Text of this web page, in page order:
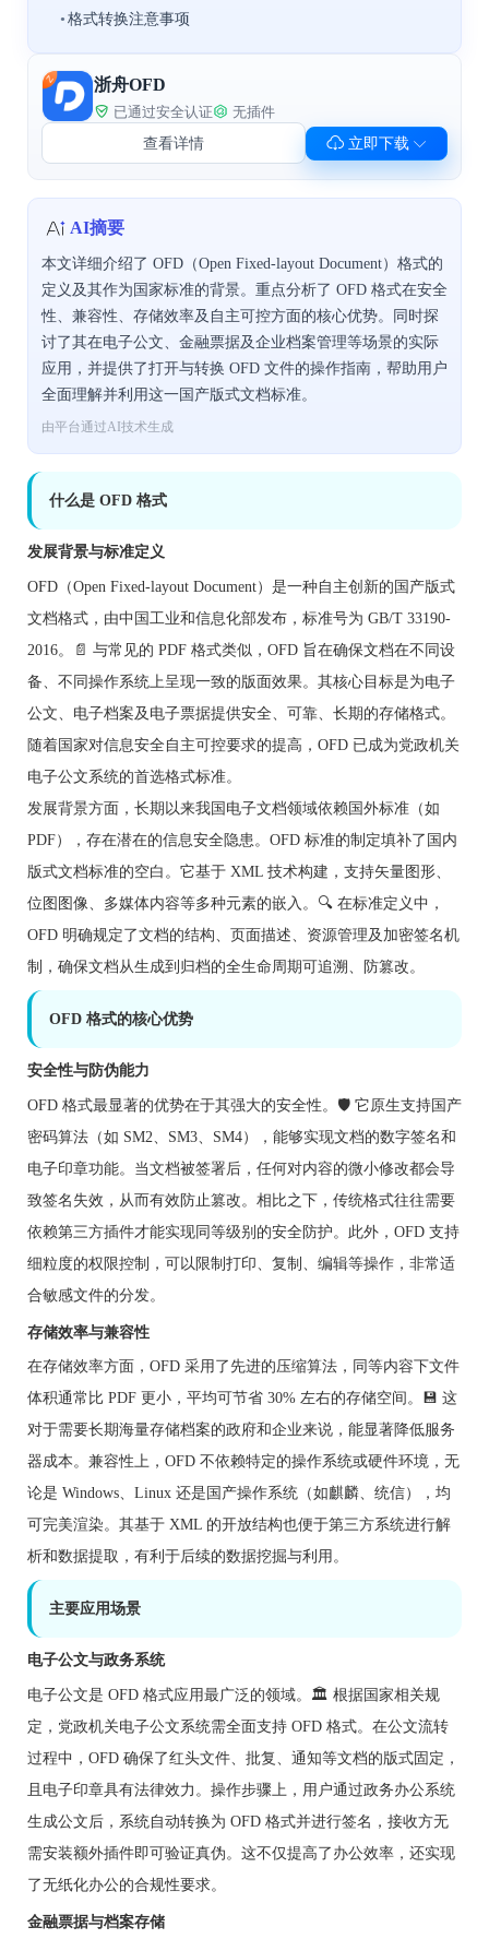
• 格式转换注意事项
浙舟OFD
已通过安全认证
无插件
查看详情
立即下载
AI摘要
本文详细介绍了 OFD（Open Fixed-layout Document）格式的
定义及其作为国家标准的背景。重点分析了 OFD 格式在安全
性、兼容性、存储效率及自主可控方面的核心优势。同时探
讨了其在电子公文、金融票据及企业档案管理等场景的实际
应用，并提供了打开与转换 OFD 文件的操作指南，帮助用户
全面理解并利用这一国产版式文档标准。
由平台通过AI技术生成
什么是 OFD 格式
发展背景与标准定义
OFD（Open Fixed-layout Document）是一种自主创新的国产版式
文档格式，由中国工业和信息化部发布，标准号为 GB/T 33190-
2016。📄 与常见的 PDF 格式类似，OFD 旨在确保文档在不同设
备、不同操作系统上呈现一致的版面效果。其核心目标是为电子
公文、电子档案及电子票据提供安全、可靠、长期的存储格式。
随着国家对信息安全自主可控要求的提高，OFD 已成为党政机关
电子公文系统的首选格式标准。
发展背景方面，长期以来我国电子文档领域依赖国外标准（如
PDF），存在潜在的信息安全隐患。OFD 标准的制定填补了国内
版式文档标准的空白。它基于 XML 技术构建，支持矢量图形、
位图图像、多媒体内容等多种元素的嵌入。🔍 在标准定义中，
OFD 明确规定了文档的结构、页面描述、资源管理及加密签名机
制，确保文档从生成到归档的全生命周期可追溯、防篡改。
OFD 格式的核心优势
安全性与防伪能力
OFD 格式最显著的优势在于其强大的安全性。🛡️ 它原生支持国产
密码算法（如 SM2、SM3、SM4），能够实现文档的数字签名和
电子印章功能。当文档被签署后，任何对内容的微小修改都会导
致签名失效，从而有效防止篡改。相比之下，传统格式往往需要
依赖第三方插件才能实现同等级别的安全防护。此外，OFD 支持
细粒度的权限控制，可以限制打印、复制、编辑等操作，非常适
合敏感文件的分发。
存储效率与兼容性
在存储效率方面，OFD 采用了先进的压缩算法，同等内容下文件
体积通常比 PDF 更小，平均可节省 30% 左右的存储空间。💾 这
对于需要长期海量存储档案的政府和企业来说，能显著降低服务
器成本。兼容性上，OFD 不依赖特定的操作系统或硬件环境，无
论是 Windows、Linux 还是国产操作系统（如麒麟、统信），均
可完美渲染。其基于 XML 的开放结构也便于第三方系统进行解
析和数据提取，有利于后续的数据挖掘与利用。
主要应用场景
电子公文与政务系统
电子公文是 OFD 格式应用最广泛的领域。🏛️ 根据国家相关规
定，党政机关电子公文系统需全面支持 OFD 格式。在公文流转
过程中，OFD 确保了红头文件、批复、通知等文档的版式固定，
且电子印章具有法律效力。操作步骤上，用户通过政务办公系统
生成公文后，系统自动转换为 OFD 格式并进行签名，接收方无
需安装额外插件即可验证真伪。这不仅提高了办公效率，还实现
了无纸化办公的合规性要求。
金融票据与档案存储